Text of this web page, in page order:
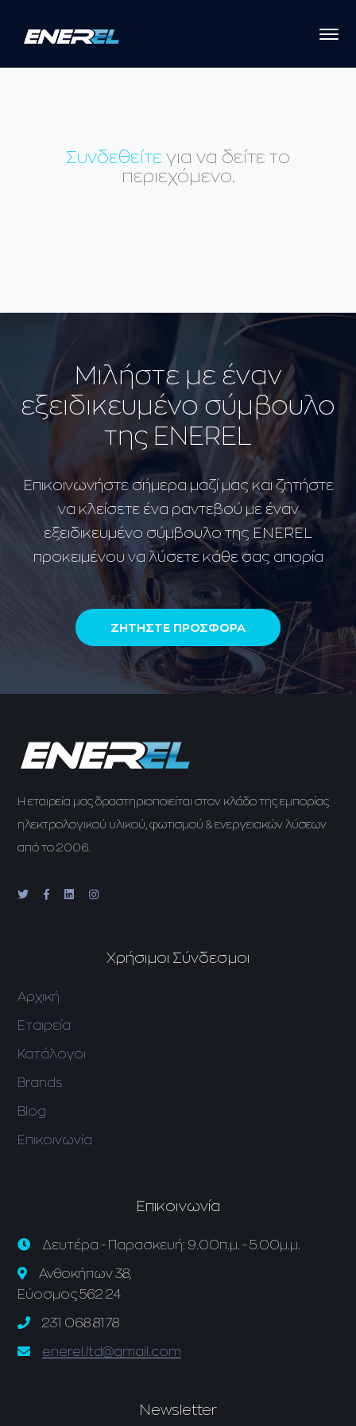
Συνδεθείτε για να δείτε το
περιεχόμενο.
Μιλήστε με έναν
εξειδικευμένο σύμβουλο
της ENEREL
Επικοινωνήστε σήμερα μαζί μας και ζητήστε
να κλείσετε ένα ραντεβού με έναν
εξειδικευμένο σύμβουλο της ENEREL
προκειμένου να λύσετε κάθε σας απορία
ΖΗΤΗΣΤΕ ΠΡΟΣΦΟΡΑ
H εταιρεία μας δραστηριοποιείται στον κλάδο της εμπορίας
ηλεκτρολογικού υλικού, φωτισμού & ενεργειακών λύσεων
από το 2006.
Χρήσιμοι Σύνδεσμοι
Αρχική
Εταιρεία
Κατάλογοι
Brands
Blog
Επικοινωνία
Επικοινωνία
Δευτέρα - Παρασκευή: 9.00π.μ. - 5.00μ.μ.
Ανθοκήπων 38,
Εύοσμος 562 24
231 068 8178
enerel.ltd@gmail.com
Newsletter